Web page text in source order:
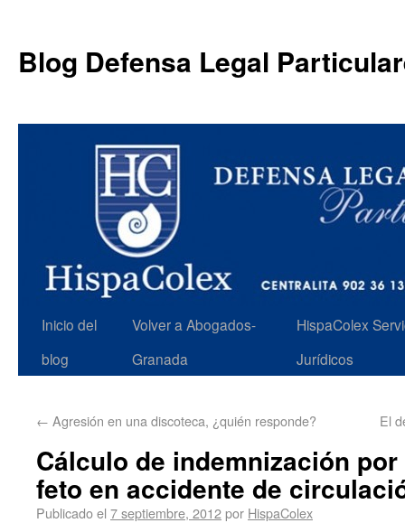
Blog Defensa Legal
Inicio del
blog
Volver a Abogados-
Granada
HispaColex
Jurídicos
← Agresión en una discoteca, ¿quién responde? El
Cálculo de indemnización
feto en accidente de
Publicado el 7 septiembre, 2012por HispaColex